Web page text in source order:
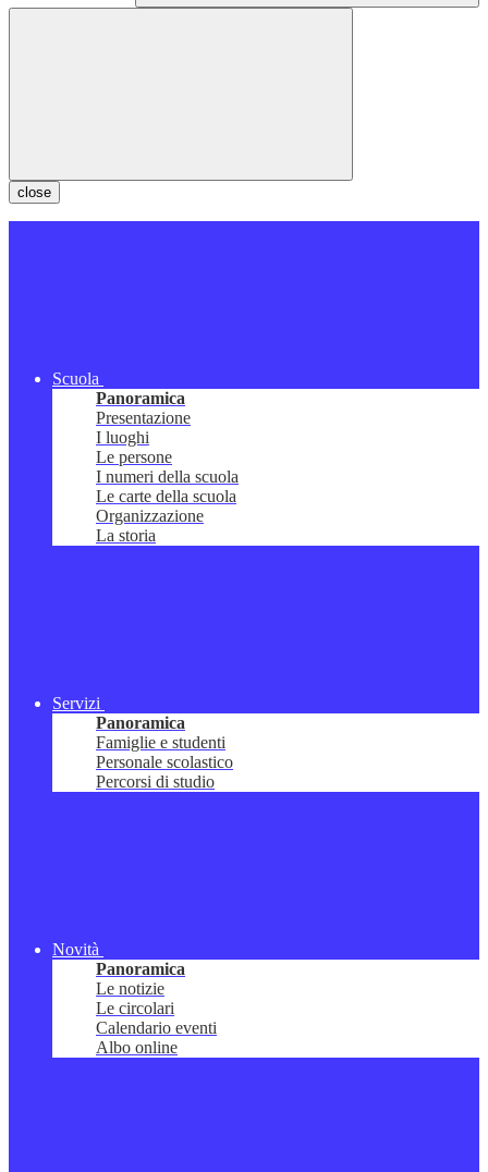
close
Scuola
Panoramica
Presentazione
I luoghi
Le persone
I numeri della scuola
Le carte della scuola
Organizzazione
La storia
Servizi
Panoramica
Famiglie e studenti
Personale scolastico
Percorsi di studio
Novità
Panoramica
Le notizie
Le circolari
Calendario eventi
Albo online